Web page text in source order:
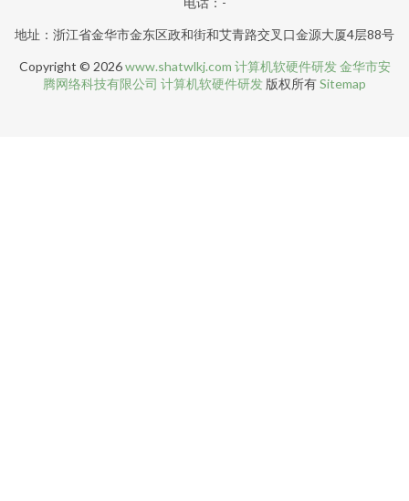
地址：浙江省金华市金东区政和街和艾青路交叉口金源大厦4层88号
Copyright © 2026www.shatwlkj.com 计算机软硬件研发 金华市安
腾网络科技有限公司 计算机软硬件研发 版权所有Sitemap